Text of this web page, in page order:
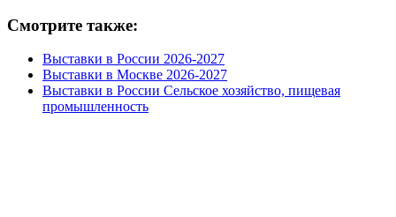
Смотрите также:
Выставки в России 2026-2027
Выставки в Москве 2026-2027
Выставки в России Сельское хозяйство, пищевая
промышленность